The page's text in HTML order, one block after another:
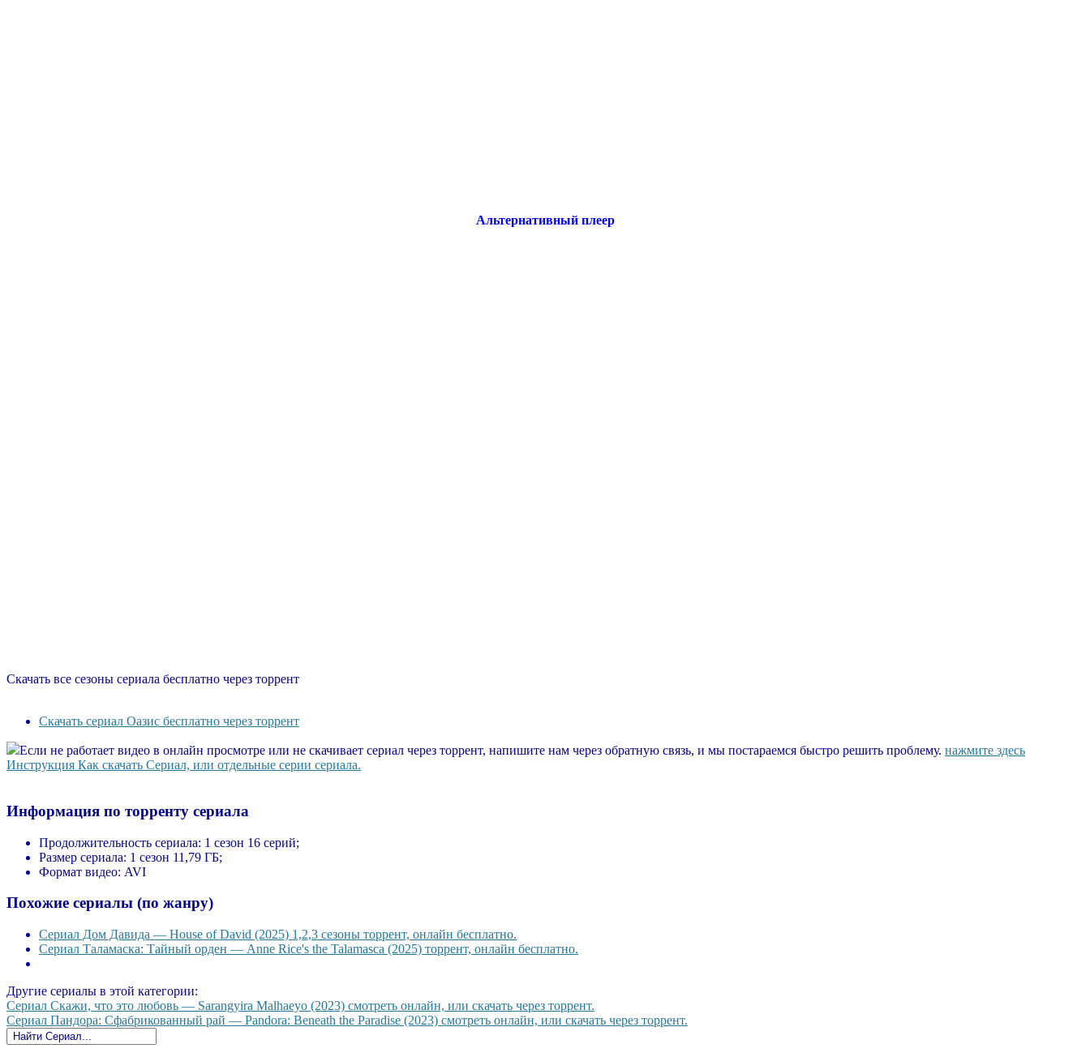
Альтернативный плеер
Скачать все сезоны сериала бесплатно через торрент
Скачать сериал Оазис бесплатно через торрент
Если не работает видео в онлайн просмотре или не скачивает сериал через торрент, напишите нам через обратную связь, и мы постараемся быстро решить проблему. нажмите здесь
Инструкция Как скачать Сериал, или отдельные серии сериала.
Информация по торренту сериала
Продолжительность сериала: 1 сезон 16 серий;
Размер сериала: 1 сезон 11,79 ГБ;
Формат видео: AVI
Похожие сериалы (по жанру)
Сериал Дом Давида — House of David (2025) 1,2,3 сезоны торрент, онлайн бесплатно.
Сериал Таламаска: Тайный орден — Anne Rice's the Talamasca (2025) торрент, онлайн бесплатно.
Другие сериалы в этой категории:
Сериал Скажи, что это любовь — Sarangyira Malhaeyo (2023) смотреть онлайн, или скачать через торрент.
Сериал Пандора: Сфабрикованный рай — Pandora: Beneath the Paradise (2023) смотреть онлайн, или скачать через торрент.